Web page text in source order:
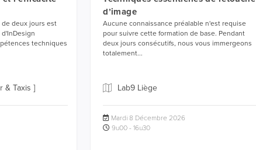
deux jours est
techniques
& Taxis ]
d’image
Aucune connaissance préalable n'est requise
pour suivre cette formation de base. Pendant
deux jours consécutifs, nous vous immergeons
totalement...
Lab9 Liège
Mardi 8 Décembre 2026
9u00 - 16u30